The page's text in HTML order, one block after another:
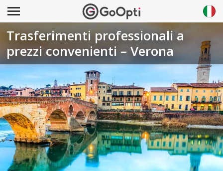
Trasferimenti professionali a
prezzi convenienti – Verona